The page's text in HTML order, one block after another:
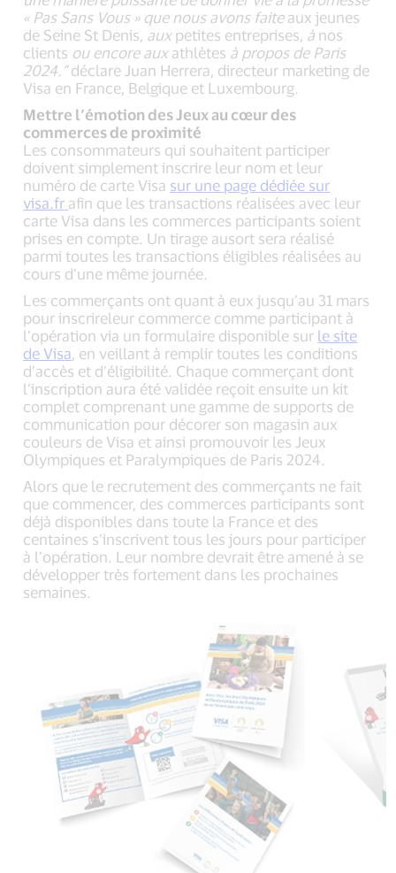
« Pas Sans Vous » que nous avons faiteaux jeunes
de Seine St Denis auxpetites entreprises, à nos
clients ou encore auxathlètes à propos de Paris
2024 ”déclare Juan Herrera, directeur marketing de
Visa en France, Belgique et Luxembourg.
Mettre l’émotion des Jeux au cœur des
commerces de proximité
Les consommateurs qui souhaitent participer
doivent simplement inscrire leur nom et leur
numéro de carte Visa sur une page dédiée sur
visa.fr afin que les transactions réalisées avec leur
carte Visa dans les commerces participants soient
prises en compte. Un tirage ausort sera réalisé
parmi toutes les transactions éligibles réalisées au
cours d’une même journée.
Les commerçants ont quant à eux jusqu’au 31 mars
pour inscrireleur commerce comme participant à
l’opération via un formulaire disponible sur le site
de Visa , en veillant à remplir toutes les conditions
d’accès et d’éligibilité. Chaque commerçant dont
l’inscription aura été validée reçoit ensuite un kit
complet comprenant une gamme de supports de
communication pour décorer son magasin aux
couleurs de Visa et ainsi promouvoir les Jeux
Olympiques et Paralympiques de Paris 2024.
Alors que le recrutement des commerçants ne fait
que commencer, des commerces participants sont
déjà disponibles dans toute la France et des
centaines s’inscrivent tous les jours pour participer
à l’opération. Leur nombre devrait être amené à se
développer très fortement dans les prochaines
semaines.